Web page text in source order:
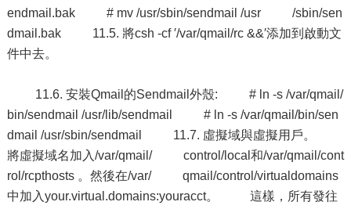
endmail.bak # mv /usr/sbin/sendmail /usr /sbin/sen
dmail.bak 11.5. 將csh -cf ′/var/qmail/rc &&′添加到啟動文
件中去。
11.6. 安裝Qmail的Sendmail外殼: # ln -s /var/qmail/
bin/sendmail /usr/lib/sendmail # ln -s /var/qmail/bin/sen
dmail /usr/sbin/sendmail 11.7. 虛擬域與虛擬用戶。
將虛擬域名加入/var/qmail/ control/local和/var/qmail/cont
rol/rcpthosts 。然後在/var/ qmail/control/virtualdomains
中加入your.virtual.domains:youracct。 這樣，所有發往